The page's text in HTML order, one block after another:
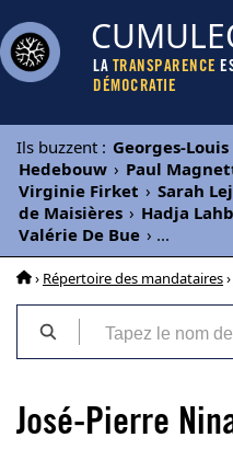
LA TRANSPARENCE
DÉMOCRATIE
Ils buzzent : Georges-
Hedebouw › Paul
Virginie Firket › Sarah
de Maisières › Hadja
Valérie De Bue › ...
› Répertoire des mandataires
José-Pierre